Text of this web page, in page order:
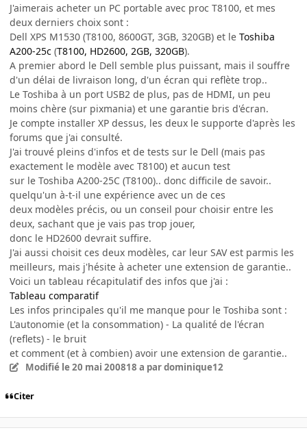
J'aimerais acheter un PC portable avec proc T8100, et mes
deux derniers choix sont :
Dell XPS M1530 (T8100, 8600GT, 3GB, 320GB) et le Toshiba
A200-25c (T8100, HD2600, 2GB, 320GB).
A premier abord le Dell semble plus puissant, mais il souffre
d'un délai de livraison long, d'un écran qui reflète trop..
Le Toshiba à un port USB2 de plus, pas de HDMI, un peu
moins chère (sur pixmania) et une garantie bris d'écran.
Je compte installer XP dessus, les deux le supporte d'après les
forums que j'ai consulté.
J'ai trouvé pleins d'infos et de tests sur le Dell (mais pas
exactement le modèle avec T8100) et aucun test
sur le Toshiba A200-25C (T8100).. donc difficile de savoir..
quelqu'un à-t-il une expérience avec un de ces
deux modèles précis, ou un conseil pour choisir entre les
deux, sachant que je vais pas trop jouer,
donc le HD2600 devrait suffire.
J'ai aussi choisit ces deux modèles, car leur SAV est parmis les
meilleurs, mais j'hésite à acheter une extension de garantie..
Voici un tableau récapitulatif des infos que j'ai :
Tableau comparatif
Les infos principales qu'il me manque pour le Toshiba sont :
L'autonomie (et la consommation) - La qualité de l'écran
(reflets) - le bruit
et comment (et à combien) avoir une extension de garantie..
Modifié le 20 mai 200818 a par dominique12
Citer